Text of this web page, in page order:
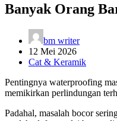
Banyak Orang
bm writer
12 Mei 2026
Cat & Keramik
Pentingnya waterproofing
memikirkan perlindungan
Padahal, masalah bocor